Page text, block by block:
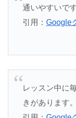
通いやすいです
引用： Google
レッスン中に
きがあります。